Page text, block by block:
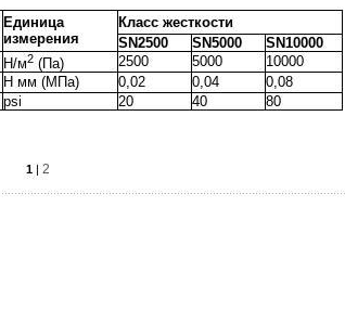
Единица
измерения
Класс жесткости
SN2500
SN5000
SN10000
Н/м2 (Па) 2500 5000
10000
Н мм (МПа) 0,02 0,04
0,08
psi 20 40 80
1| 2